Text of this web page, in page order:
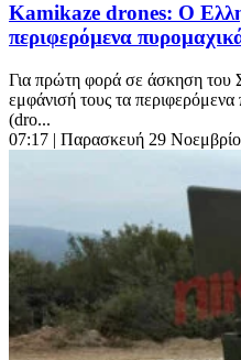
Kamikaze drones: Ο
περιφερόμενα
Για πρώτη φορά σε άσκηση του
εμφάνισή τους τα
(dro...
07:17 | Παρασκευή 29